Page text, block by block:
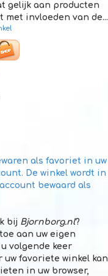
gelijk aan producten
met invloeden van de...
als favoriet in uw
. De winkel wordt in
bewaard als
bij Bjornborg.nl?
aan uw eigen
volgende keer
favoriete winkel kan
in uw browser,